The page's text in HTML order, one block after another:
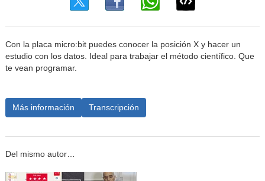
Con la placa micro:bit puedes conocer la posición X y hacer un
estudio con los datos. Ideal para trabajar el método científico. Que
te vean programar.
Más información Transcripción
Del mismo autor…